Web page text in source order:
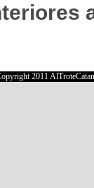
2011